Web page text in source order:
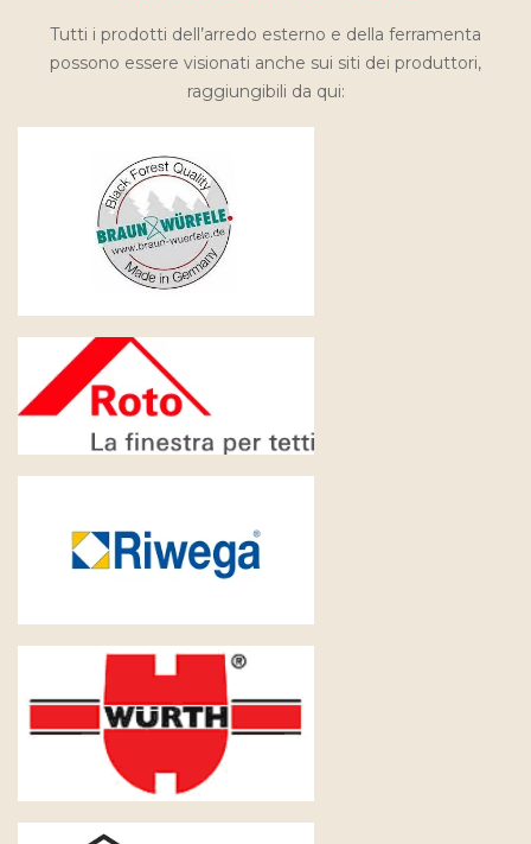
Tutti i prodotti dell’arredo esterno e della ferramenta
possono essere visionati anche sui siti dei produttori,
raggiungibili da qui: